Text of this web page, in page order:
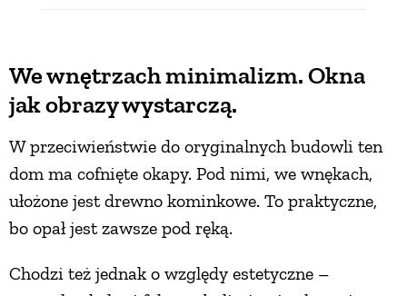
We wnętrzach minimalizm. Okna
jak obrazy wystarczą.
W przeciwieństwie do oryginalnych budowli ten
dom ma cofnięte okapy. Pod nimi, we wnękach,
ułożone jest drewno kominkowe. To praktyczne,
bo opał jest zawsze pod ręką.
Chodzi też jednak o względy estetyczne –